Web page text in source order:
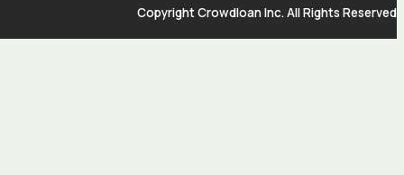
Copyright Crowdloan Inc. All Rights Reserved